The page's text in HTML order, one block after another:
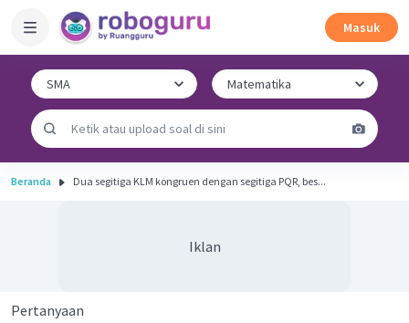
Masuk
Beranda Dua segitiga KLM kongruen dengan segitiga PQR, bes...
Iklan
Pertanyaan